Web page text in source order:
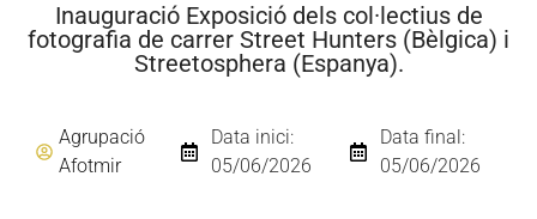
Inauguració Exposició dels col·lectius de
fotografia de carrer Street Hunters (Bèlgica) i
Streetosphera (Espanya).
Agrupació
Afotmir
Data inici:
05/06/2026
Data final:
05/06/2026